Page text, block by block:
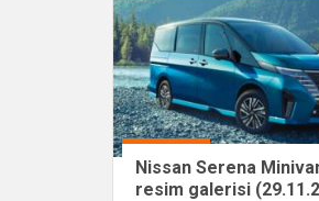
Nissan Serena
resim galerisi